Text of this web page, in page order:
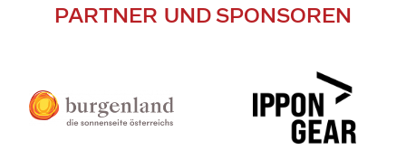
PARTNER UND SPONSOREN